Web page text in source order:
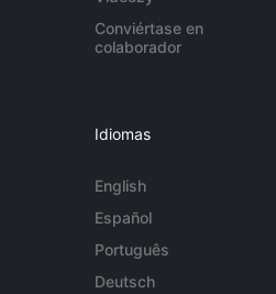
Conviértase en
colaborador
Idiomas
English
Español
Português
Deutsch